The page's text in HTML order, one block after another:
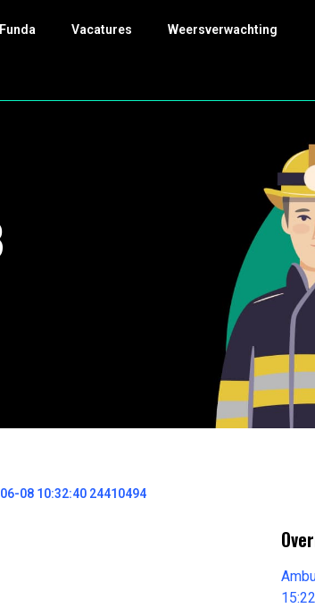
Funda Vacatures Weersverwachting
08 10:32:40 24410494